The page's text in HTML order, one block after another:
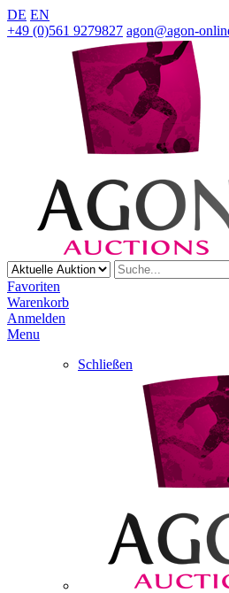
DE EN
+49 (0)561 9279827 agon@agon-
Favoriten
Warenkorb
Anmelden
Menu
Schließen